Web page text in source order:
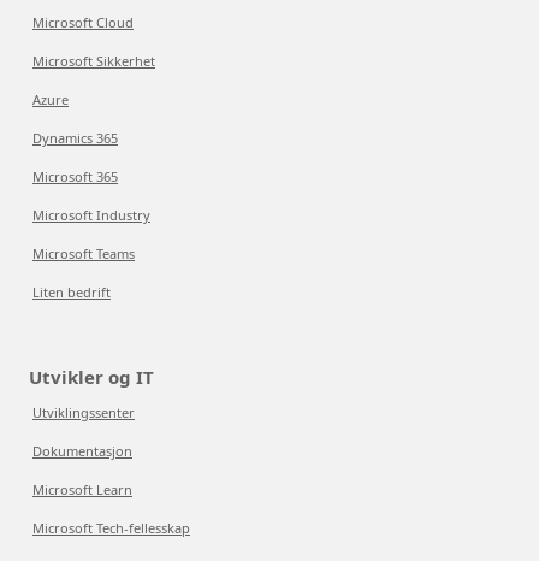
Microsoft Cloud
Microsoft Sikkerhet
Azure
Dynamics 365
Microsoft 365
Microsoft Industry
Microsoft Teams
Liten bedrift
Utvikler og IT
Utviklingssenter
Dokumentasjon
Microsoft Learn
Microsoft Tech-fellesskap